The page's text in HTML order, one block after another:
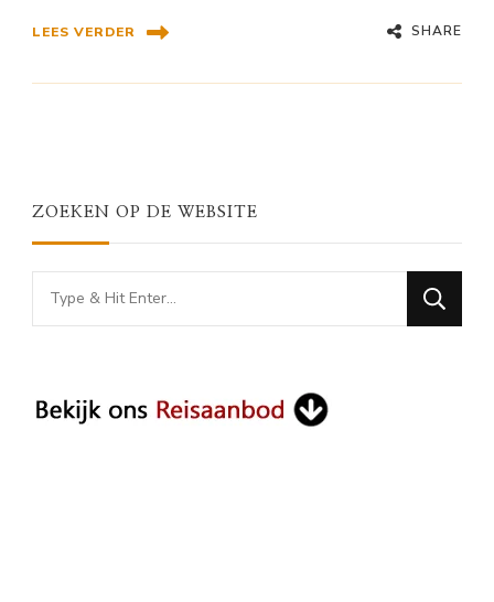
LEES VERDER SHARE
ZOEKEN OP DE WEBSITE
Looking
for